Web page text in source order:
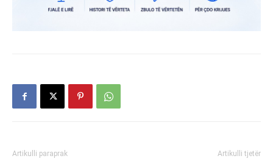
Artikulli paraprak Artikulli tjetër